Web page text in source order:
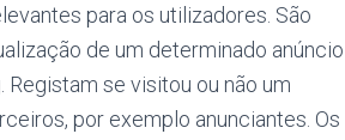
para os utilizadores. São
de um determinado anúncio
Registam se visitou ou não um
por exemplo anunciantes. Os